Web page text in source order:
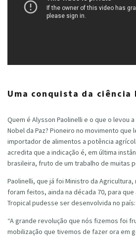
Uma conquista da ciência
Quem é Alysson Paolinelli e o que o levou
Nobel da Paz? Pioneiro no movimento que
importador de alimentos a potência
acredita que a indicação é, em última
brasileira, fruto de um trabalho de muitas
Paolinelli, que já foi Ministro da
foram feitos, ainda na década 70, para que
Tropical pudesse ser desenvolvida no país:
“A grande revolução que nós fizemos foi
mobilização que tivemos de fazer ora em